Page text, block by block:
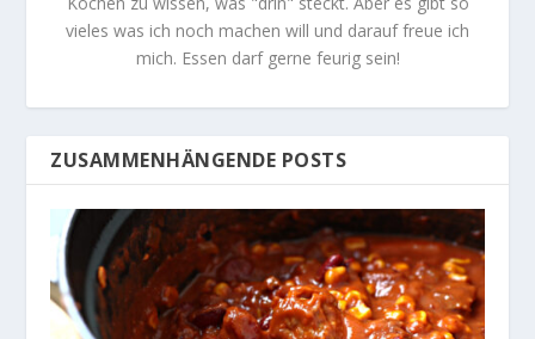
vieles was ich noch machen will und darauf freue ich
mich. Essen darf gerne feurig sein!
ZUSAMMENHÄNGENDE POSTS